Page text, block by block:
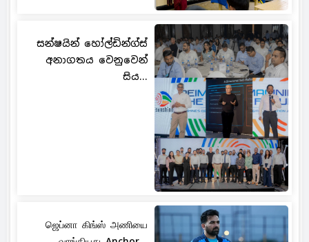
සන්ෂයින් හෝල්ඩින්ග්ස්
අනාගතය වෙනුවෙන්
සිය...
ஜெப்னா கிங்ஸ் அணியை